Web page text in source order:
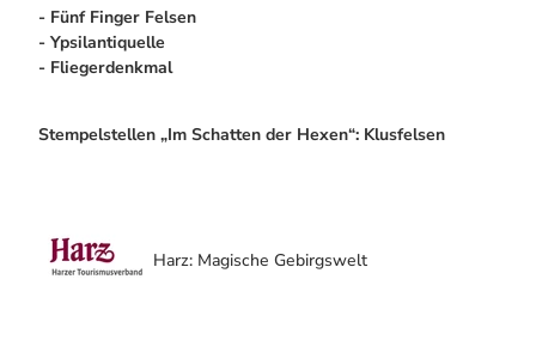
- Fünf Finger Felsen
- Ypsilantiquelle
- Fliegerdenkmal
Stempelstellen „Im Schatten der Hexen“: Klusfelsen
Harz: Magische Gebirgswelt